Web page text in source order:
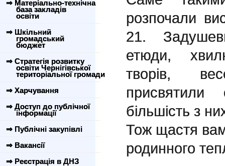
⇒ Матеріально-технічна
база закладів
освіти
⇒ Шкільний
громадський
бюджет
⇒ Стратегія розвитку
освіти Чернігівської
територіальної громади
⇒ Харчування
⇒ Доступ до публічної
інформації
⇒ Публічні закупівлі
⇒ Вакансії
⇒ Реєстрація в ДНЗ
розпочали
21.
етюди,
творів,
більшість з
Тож щастя
родинного